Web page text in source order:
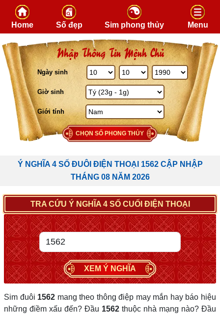
Skip to content
Home Số đẹp Sim phong thủy Menu
Nhập Thông Tin Mệnh Chủ
Ngày sinh
Giờ sinh
Giới tính
CHỌN SỐ PHONG THỦY
Ý NGHĨA 4 SỐ ĐUÔI ĐIỆN THOẠI 1562 CẬP NHẬP
THÁNG 08 NĂM 2026
TRA CỨU Ý NGHĨA 4 SỐ CUỐI ĐIỆN THOẠI
XEM Ý NGHĨA
Sim đuôi 1562 mang theo thông điệp may mắn hay báo hiệu
những điềm xấu đến? Đầu 1562 thuộc nhà mạng nào? Đầu